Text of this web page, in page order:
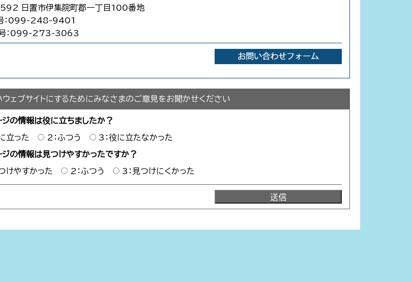
日置市伊集院町郡一丁目100番地
：099-248-9401
：099-273-3063
ウェブサイトにするためにみなさまのご意見をお聞かせください
ジの情報は役に立ちましたか？
立った 2：ふつう 3：役に立たなかった
ジの情報は見つけやすかったですか？
けやすかった 2：ふつう 3：見つけにくかった